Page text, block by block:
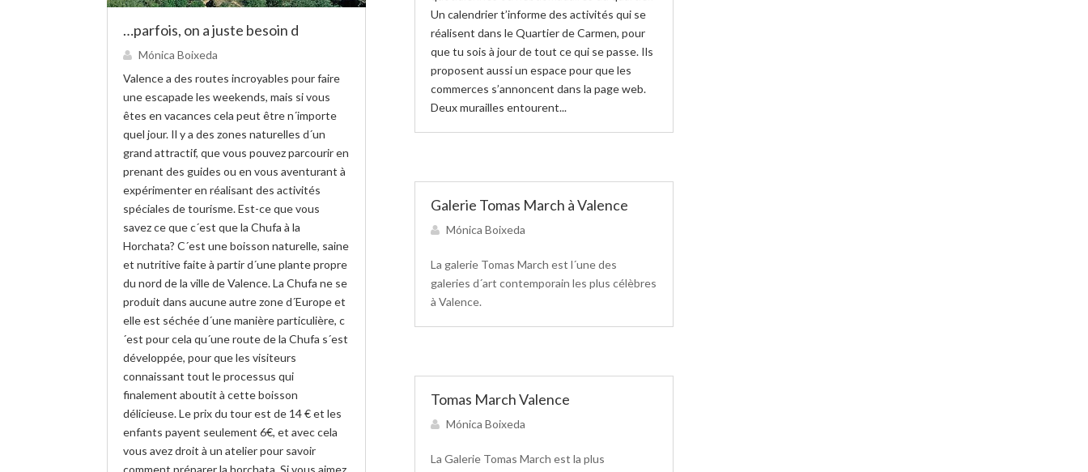
Un calendrier t’informe des activités qui se
réalisent dans le Quartier de Carmen, pour
que tu sois à jour de tout ce qui se passe. Ils
proposent aussi un espace pour que les
commerces s’annoncent dans la page web.
Deux murailles entourent...
…parfois, on a juste besoin d
Mónica Boixeda
Valence a des routes incroyables pour faire
une escapade les weekends, mais si vous
êtes en vacances cela peut être n´importe
quel jour. Il y a des zones naturelles d´un
grand attractif, que vous pouvez parcourir en
prenant des guides ou en vous aventurant à
expérimenter en réalisant des activités
spéciales de tourisme. Est-ce que vous
savez ce que c´est que la Chufa à la
Horchata? C´est une boisson naturelle, saine
et nutritive faite à partir d´une plante propre
du nord de la ville de Valence. La Chufa ne se
produit dans aucune autre zone d´Europe et
elle est séchée d´une manière particulière, c
´est pour cela qu´une route de la Chufa s´est
développée, pour que les visiteurs
connaissant tout le processus qui
finalement aboutit à cette boisson
délicieuse. Le prix du tour est de 14 € et les
enfants payent seulement 6€, et avec cela
vous avez droit à un atelier pour savoir
comment préparer la horchata. Si vous aimez
Galerie Tomas March à Valence
Mónica Boixeda
La galerie Tomas March est l´une des
galeries d´art contemporain les plus célèbres
à Valence.
Tomas March Valence
Mónica Boixeda
La Galerie Tomas March est la plus